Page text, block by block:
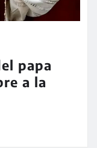
papa
a la